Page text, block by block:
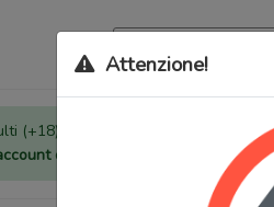
(+18) sono stati trasferiti sul nostro
di MangaWorld tutti i
Attenzione!